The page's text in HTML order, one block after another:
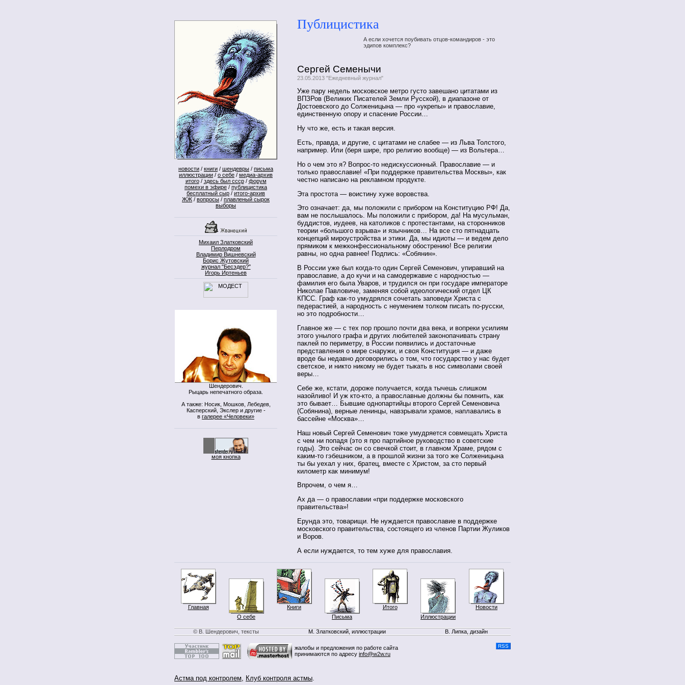
новости / книги / шендевры / письма
иллюстрации / о себе / медиа-архив
итого/ здесь был ссср/ форум
помехи в эфире / публицистика
бесплатный сыр / итого-архив
ЖЖ / вопросы / плавленый сырок
выборы
Михаил Златковский
Перлодром
Владимир Вишневский
Борис Жутовский
журнал "Бесэдер?"
Игорь Иртеньев
Шендерович.
Рыцарь непечатного образа.
А также: Носик, Мошков, Лебедев,
Касперский, Экслер и другие -
в галерее «Человеки»
моя кнопка
Публицистика
А если хочется поубивать отцов-командиров - это
эдипов комплекс?
Сергей Семенычи
23.05.2013 "Ежедневный журнал"
Уже пару недель московское метро густо завешано цитатами из
ВПЗРов (Великих Писателей Земли Русской), в диапазоне от
Достоевского до Солженицына — про «укрепы» и православие,
единственную опору и спасение России…
Ну что же, есть и такая версия.
Есть, правда, и другие, с цитатами не слабее — из Льва Толстого,
например. Или (беря шире, про религию вообще) — из Вольтера…
Но о чем это я? Вопрос-то недискуссионный. Православие — и
только православие! «При поддержке правительства Москвы», как
честно написано на рекламном продукте.
Эта простота — воистину хуже воровства.
Это означает: да, мы положили с прибором на Конституцию РФ! Да,
вам не послышалось. Мы положили с прибором, да! На мусульман,
буддистов, иудеев, на католиков с протестантами, на сторонников
теории «большого взрыва» и язычников… На все сто пятнадцать
концепций мироустройства и этики. Да, мы идиоты — и ведем дело
прямиком к межконфессиональному обострению! Все религии
равны, но одна равнее! Подпись: «Собянин».
В России уже был когда-то один Сергей Семенович, упиравший на
православие, а до кучи и на самодержавие с народностью —
фамилия его была Уваров, и трудился он при государе императоре
Николае Павловиче, заменяя собой идеологический отдел ЦК
КПСС. Граф как-то умудрялся сочетать заповеди Христа с
педерастией, а народность с неумением толком писать по-русски,
но это подробности…
Главное же — с тех пор прошло почти два века, и вопреки усилиям
этого унылого графа и других любителей законопачивать страну
паклей по периметру, в России появились и достаточные
представления о мире снаружи, и своя Конституция — и даже
вроде бы недавно договорились о том, что государство у нас будет
светское, и никто никому не будет тыкать в нос символами своей
веры…
Себе же, кстати, дороже получается, когда тычешь слишком
назойливо! И уж кто-кто, а православные должны бы помнить, как
это бывает… Бывшие однопартийцы второго Сергей Семеновича
(Собянина), верные ленинцы, навзрывали храмов, наплавались в
бассейне «Москва»…
Наш новый Сергей Семенович тоже умудряется совмещать Христа
с чем ни попадя (это я про партийное руководство в советские
годы). Это сейчас он со свечкой стоит, в главном Храме, рядом с
каким-то гэбешником, а в прошлой жизни за того же Солженицына
ты бы уехал у них, братец, вместе с Христом, за сто первый
километр как минимум!
Впрочем, о чем я…
Ах да — о православии «при поддержке московского
правительства»!
Ерунда это, товарищи. Не нуждается православие в поддержке
московского правительства, состоящего из членов Партии Жуликов
и Воров.
А если нуждается, то тем хуже для православия.
Главная
О себе
Книги
Письма
Итого
Иллюстрации
Новости
© В. Шендерович, тексты М. Златковский, иллюстрации В. Липка, дизайн
жалобы и предложения по работе сайта
принимаются по адресу info@w2w.ru
RSS
Астма под контролем, Клуб контроля астмы.